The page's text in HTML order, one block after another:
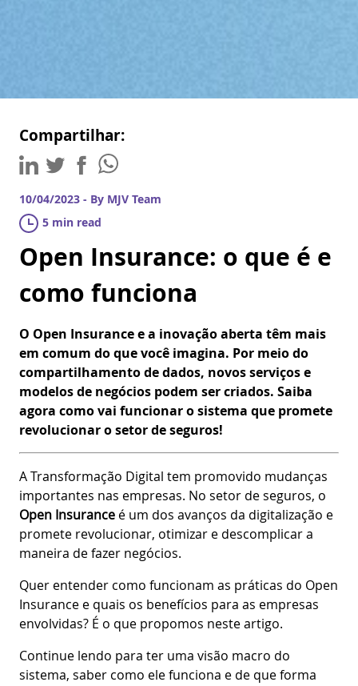
Compartilhar:
10/04/2023 - By MJV Team
5 min read
Open Insurance: o que é e
como funciona
O Open Insurance e a inovação aberta têm mais
em comum do que você imagina. Por meio do
compartilhamento de dados, novos serviços e
modelos de negócios podem ser criados. Saiba
agora como vai funcionar o sistema que promete
revolucionar o setor de seguros!
A Transformação Digital tem promovido mudanças
importantes nas empresas. No setor de seguros, o
Open Insurance é um dos avanços da digitalização e
promete revolucionar, otimizar e descomplicar a
maneira de fazer negócios.
Quer entender como funcionam as práticas do Open
Insurance e quais os benefícios para as empresas
envolvidas? É o que propomos neste artigo.
Continue lendo para ter uma visão macro do
sistema, saber como ele funciona e de que forma